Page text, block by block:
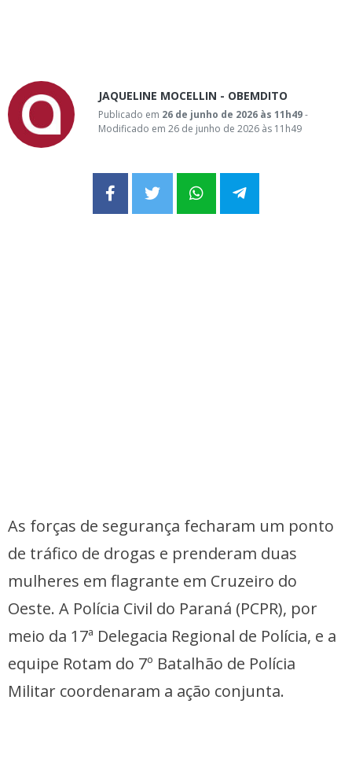
JAQUELINE MOCELLIN - OBEMDITO
Publicado em 26 de junho de 2026 às 11h49-
Modificado em 26 de junho de 2026 às 11h49
As forças de segurança fecharam um ponto
de tráfico de drogas e prenderam duas
mulheres em flagrante em Cruzeiro do
Oeste. A Polícia Civil do Paraná (PCPR), por
meio da 17ª Delegacia Regional de Polícia, e a
equipe Rotam do 7º Batalhão de Polícia
Militar coordenaram a ação conjunta.